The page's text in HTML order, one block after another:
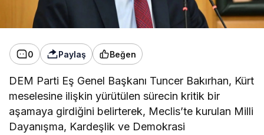
0 Paylaş Beğen
DEM Parti Eş Genel Başkanı Tuncer Bakırhan, Kürt
meselesine ilişkin yürütülen sürecin kritik bir
aşamaya girdiğini belirterek, Meclis’te kurulan Milli
Dayanışma, Kardeşlik ve Demokrasi